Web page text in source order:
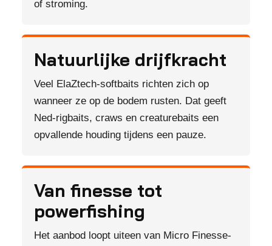
of stroming.
Natuurlijke drijfkracht
Veel ElaZtech-softbaits richten zich op
wanneer ze op de bodem rusten. Dat geeft
Ned-rigbaits, craws en creaturebaits een
opvallende houding tijdens een pauze.
Van finesse tot
powerfishing
Het aanbod loopt uiteen van Micro Finesse-